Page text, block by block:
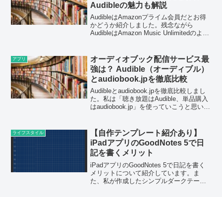
Audibleの魅力も解説
AudibleはAmazonプライム会員だとお得
かどうか紹介しました。残念ながら
AudibleはAmazon Music Unlimitedのよう
アプリ
オーディオブック配信サービス最
強は？ Audible（オーディブル）
とaudiobook.jpを徹底比較
Audibleとaudiobook.jpを徹底比較しまし
た。私は「聴き放題はAudible、単品購入
はaudiobook.jp」を使っていこうと思いま
ライフスタイル
【自作テンプレート紹介あり】
iPadアプリのGoodNotes 5で日
記を書くメリット
iPadアプリのGoodNotes 5で日記を書く
メリットについて紹介しています。ま
た、私が作成したシンプルダークテーマ